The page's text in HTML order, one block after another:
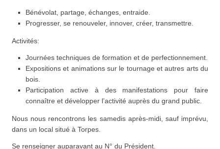
Bénévolat, partage, échanges, entraide.
Progresser, se renouveler, innover, créer, transmettre.
Activités:
Journées techniques de formation et de perfectionnement.
Expositions et animations sur le tournage et autres arts du
bois.
Participation active à des manifestations pour faire
connaître et développer l’activité auprès du grand public.
Nous nous rencontrons les samedis après-midi, sauf imprévu,
dans un local situé à Torpes.
Se renseigner auparavant au N° du Président.